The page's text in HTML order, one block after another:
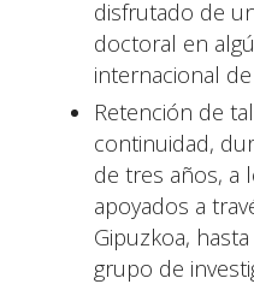
disfrutado de
doctoral en
internacional
Retención de
continuidad,
de tres años, a
apoyados a
Gipuzkoa,
grupo de